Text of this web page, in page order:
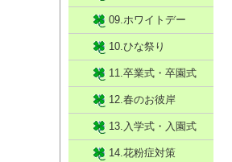
09.ホワイトデー
10.ひな祭り
11.卒業式・卒園式
12.春のお彼岸
13.入学式・入園式
14.花粉症対策